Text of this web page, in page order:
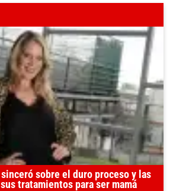
sobre el duro proceso y las
tratamientos para ser mamá